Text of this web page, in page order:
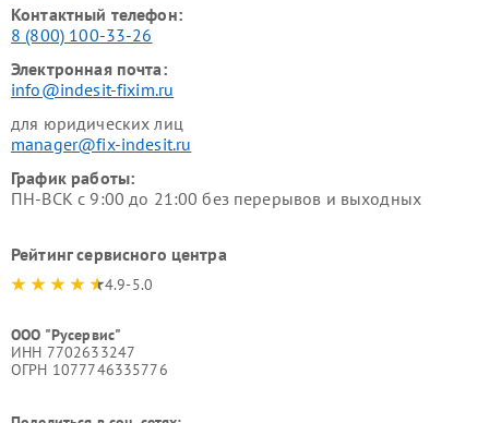
Контактный телефон:
8 (800) 100-33-26
Электронная почта:
info@indesit-fixim.ru
для юридических лиц
manager@fix-indesit.ru
График работы:
ПН-ВСК с 9:00 до 21:00 без перерывов и выходных
Рейтинг сервисного центра
4.9-5.0
ООО "Русервис"
ИНН 7702633247
ОГРН 1077746335776